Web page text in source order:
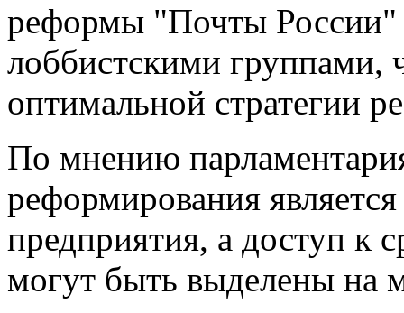
реформы "Почты России"
лоббистскими группами,
оптимальной стратегии
По мнению
реформирования
предприятия, а доступ к
могут быть выделены на